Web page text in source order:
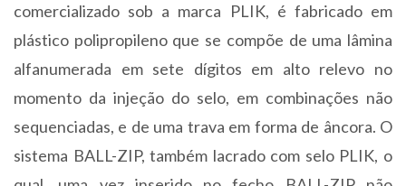
comercializado sob a marca PLIK, é fabricado em
plástico polipropileno que se compõe de uma lâmina
alfanumerada em sete dígitos em alto relevo no
momento da injeção do selo, em combinações não
sequenciadas, e de uma trava em forma de âncora. O
sistema BALL-ZIP, também lacrado com selo PLIK, o